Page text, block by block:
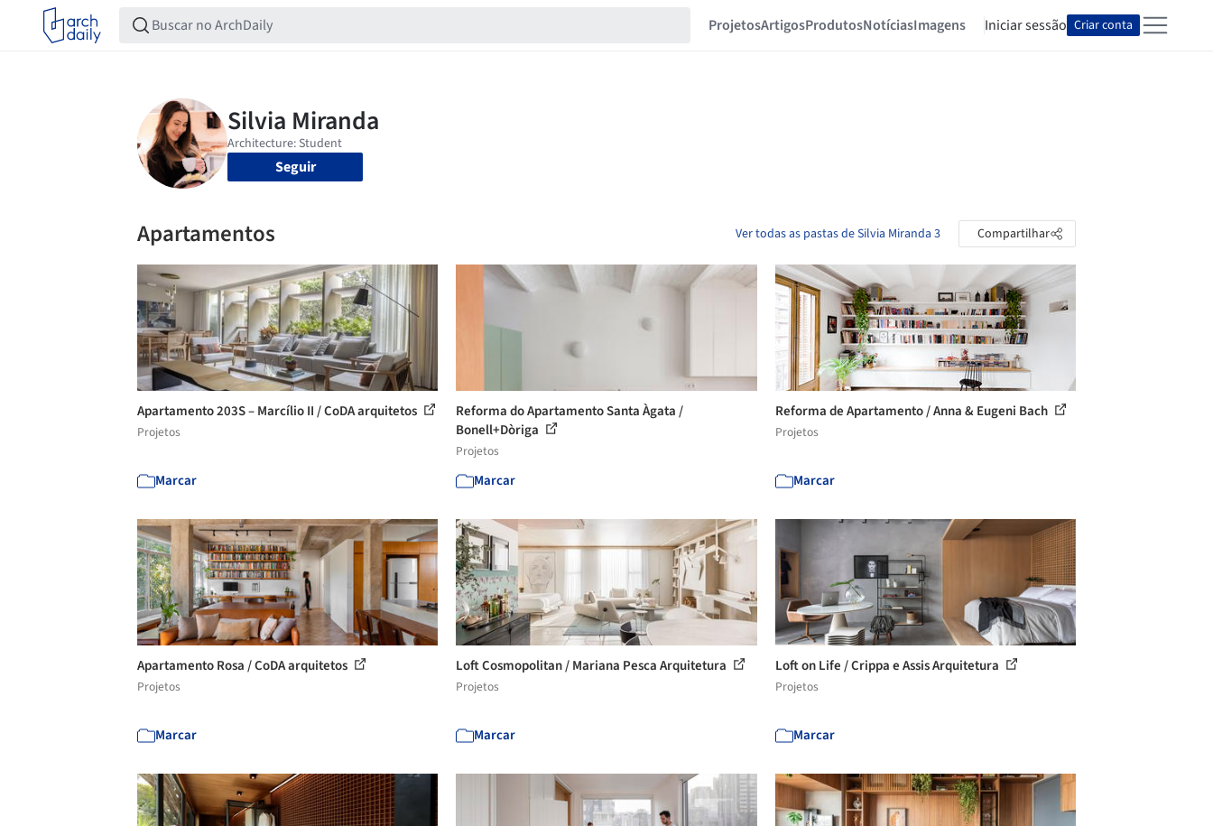
ProjetosArtigosProdutosNotíciasImagens Iniciar sessão Criar conta
Seguir
Apartamentos Ver todas as pastas de Silvia Miranda 3 Compartilhar
Apartamento 203S – Marcílio II / CoDA arquitetos
Projetos
Marcar
Reforma do Apartamento Santa Àgata /
Bonell+Dòriga
Projetos
Marcar
Reforma de Apartamento / Anna & Eugeni Bach
Projetos
Marcar
Apartamento Rosa / CoDA arquitetos
Projetos
Marcar
Loft Cosmopolitan / Mariana Pesca Arquitetura
Projetos
Marcar
Loft on Life / Crippa e Assis Arquitetura
Projetos
Marcar